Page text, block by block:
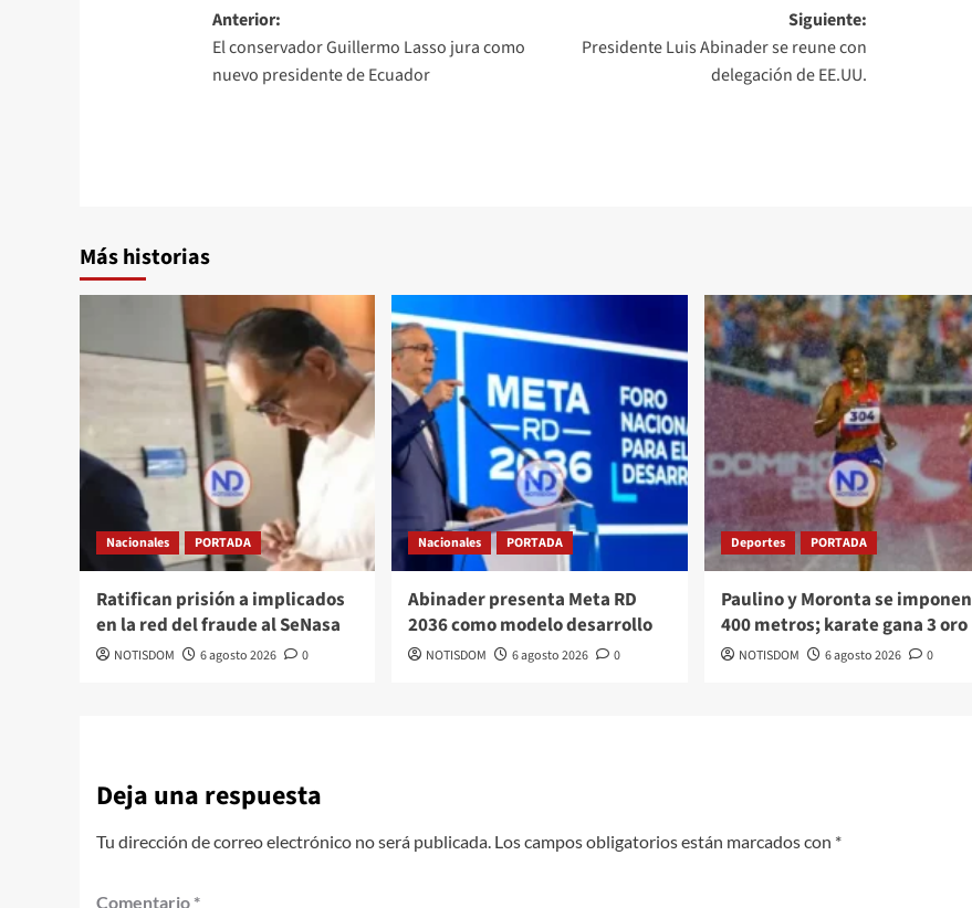
Anterior:
El conservador Guillermo Lasso jura como
nuevo presidente de Ecuador
Siguiente:
Presidente Luis Abinader se reune con
delegación de EE.UU.
Más historias
Nacionales PORTADA
Ratifican prisión a implicados
en la red del fraude al SeNasa
NOTISDOM 6 agosto 2026 0
Nacionales PORTADA
Abinader presenta Meta RD
2036 como modelo desarrollo
NOTISDOM 6 agosto 2026 0
Deportes PORTADA
Paulino y Moronta se imponen
400 metros; karate gana 3 oro
NOTISDOM 6 agosto 2026 0
Deja una respuesta
Tu dirección de correo electrónico no será publicada. Los campos obligatorios están marcados con *
Comentario *